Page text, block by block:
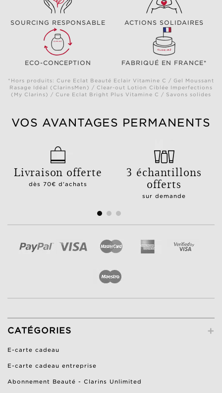
SOURCING RESPONSABLE ACTIONS SOLIDAIRES
ECO-CONCEPTION FABRIQUÉ EN FRANCE*
*Hors produits: Cure Eclat Beauté Eclair Vitamine C / Gel Moussant
Rasage Idéal (ClarinsMen) / Clear-out Lotion Ciblée Imperfections
(My Clarins) / Cure Eclat Bright Plus Vitamine C / Savons solides
VOS AVANTAGES PERMANENTS
Livraison offerte
dès 70€ d'achats
3 échantillons
offerts
sur demande
+
CATÉGORIES
E-carte cadeau
E-carte cadeau entreprise
Abonnement Beauté - Clarins Unlimited